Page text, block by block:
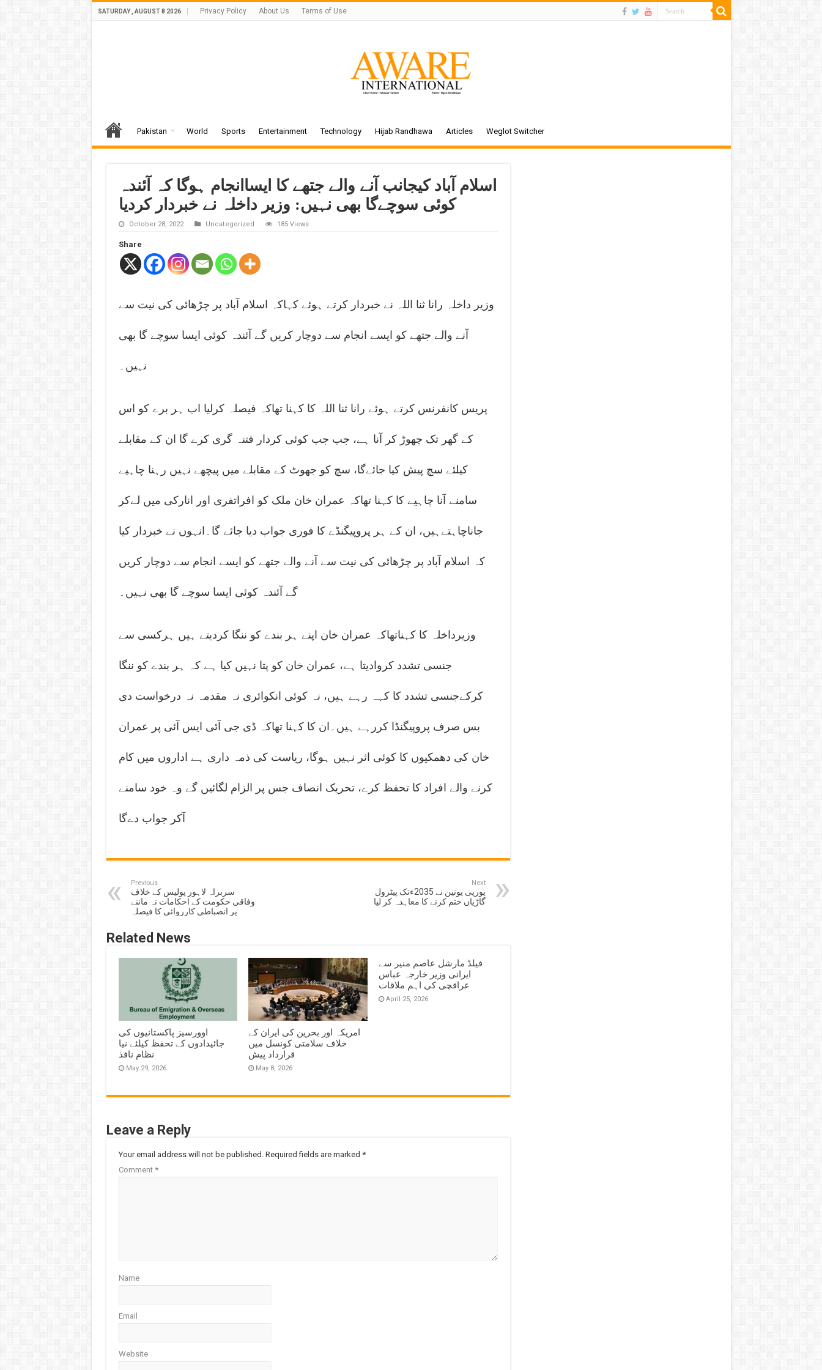
SATURDAY , AUGUST 8 2026 Privacy Policy About Us Terms of Use
Pakistan World Sports Entertainment Technology Hijab Randhawa Articles Weglot Switcher
اسلام آباد کیجانب آنے والے جتھے کا ایساانجام ہوگا کہ آئندہ
کوئی سوچےگا بھی نہیں: وزیر داخلہ نے خبردار کردیا
October 28, 2022 Uncategorized 185 Views
Share
وزیر داخلہ رانا ثنا اللہ نے خبردار کرتے ہوئے کہاکہ اسلام آباد پر چڑھائی کی نیت سے
آنے والے جتھے کو ایسے انجام سے دوچار کریں گے آئندہ کوئی ایسا سوچے گا بھی
نہیں۔
پریس کانفرنس کرتے ہوئے رانا ثنا اللہ کا کہنا تھاکہ فیصلہ کرلیا اب ہر برے کو اس
کے گھر تک چھوڑ کر آنا ہے، جب جب کوئی کردار فتنہ گری کرے گا ان کے مقابلے
کیلئے سچ پیش کیا جائےگا، سچ کو جھوٹ کے مقابلے میں پیچھے نہیں رہنا چاہیے
سامنے آنا چاہیے کا کہنا تھاکہ عمران خان ملک کو افراتفری اور انارکی میں لےکر
جاناچاہتےہیں، ان کے ہر پروپیگنڈے کا فوری جواب دیا جائے گا۔انہوں نے خبردار کیا
کہ اسلام آباد پر چڑھائی کی نیت سے آنے والے جتھے کو ایسے انجام سے دوچار کریں
گے آئندہ کوئی ایسا سوچے گا بھی نہیں۔
وزیرداخلہ کا کہناتھاکہ عمران خان اپنے ہر بندے کو ننگا کردیتے ہیں ہرکسی سے
جنسی تشدد کروادیتا ہے، عمران خان کو پتا نہیں کیا ہے کہ ہر بندے کو ننگا
کرکےجنسی تشدد کا کہہ رہے ہیں، نہ کوئی انکوائری نہ مقدمہ نہ درخواست دی
بس صرف پروپیگنڈا کررہے ہیں۔ان کا کہنا تھاکہ ڈی جی آئی ایس آئی پر عمران
خان کی دھمکیوں کا کوئی اثر نہیں ہوگا، ریاست کی ذمہ داری ہے اداروں میں کام
کرنے والے افراد کا تحفظ کرے، تحریک انصاف جس پر الزام لگائیں گے وہ خود سامنے
آکر جواب دےگا
Previous
سربراہ لاہور پولیس کے خلاف
وفاقی حکومت کے احکامات نہ ماننے
پر انضباطی کارروائی کا فیصلہ
Next
یورپی یونین نے 2035ءتک پیٹرول
گاڑیاں ختم کرنے کا معاہدہ کر لیا
Related News
اوورسیز پاکستانیوں کی
جائیدادوں کے تحفظ کیلئے نیا
نظام نافذ
May 29, 2026
امریکہ اور بحرین کی ایران کے
خلاف سلامتی کونسل میں
قرارداد پیش
May 8, 2026
فیلڈ مارشل عاصم منیر سے
ایرانی وزیر خارجہ عباس
عراقچی کی اہم ملاقات
April 25, 2026
Leave a Reply
Your email address will not be published. Required fields are marked *
Comment *
Name
Email
Website